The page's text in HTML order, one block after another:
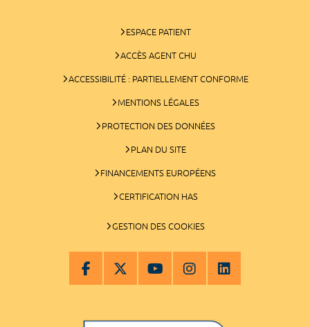
ESPACE PATIENT
ACCÈS AGENT CHU
ACCESSIBILITÉ : PARTIELLEMENT CONFORME
MENTIONS LÉGALES
PROTECTION DES DONNÉES
PLAN DU SITE
FINANCEMENTS EUROPÉENS
CERTIFICATION HAS
GESTION DES COOKIES